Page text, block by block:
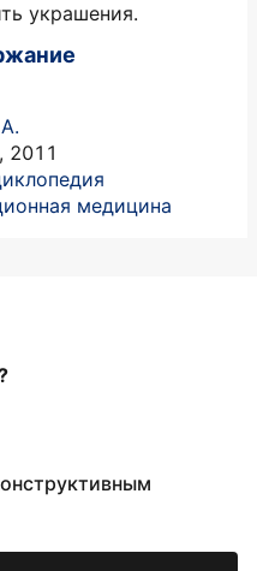
украшения.
, 2011
медицина